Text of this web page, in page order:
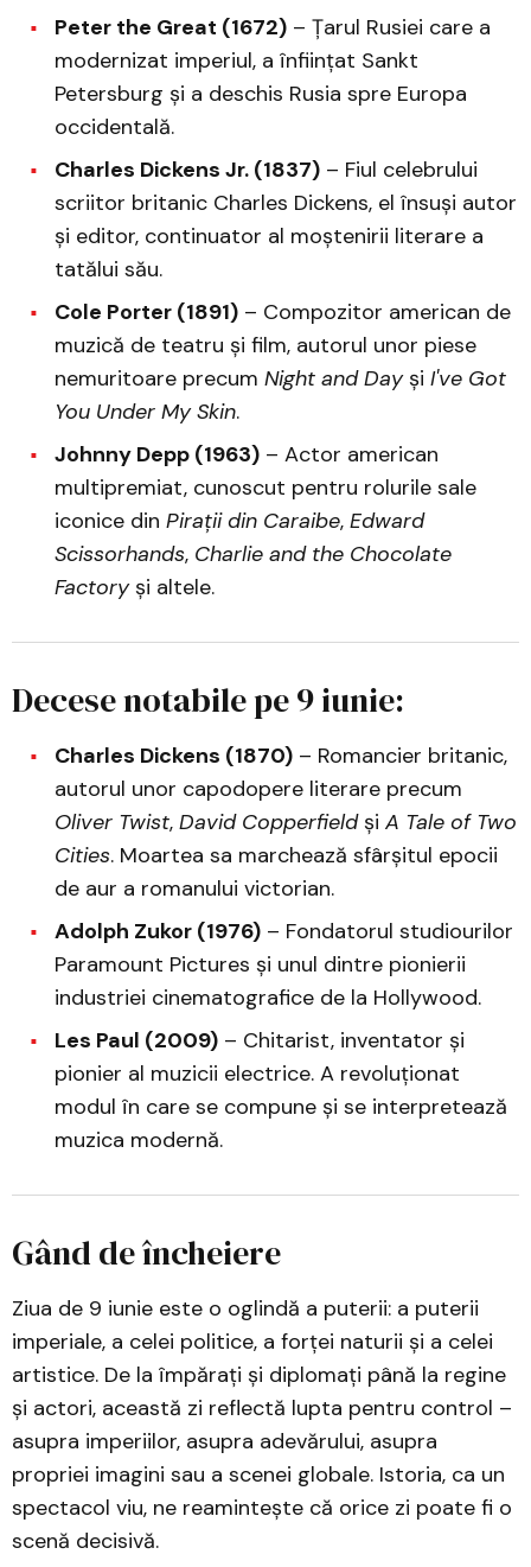
Peter the Great (1672) – Țarul Rusiei care a
modernizat imperiul, a înființat Sankt
Petersburg și a deschis Rusia spre Europa
occidentală.
Charles Dickens Jr. (1837) – Fiul celebrului
scriitor britanic Charles Dickens, el însuși autor
și editor, continuator al moștenirii literare a
tatălui său.
Cole Porter (1891) – Compozitor american de
muzică de teatru și film, autorul unor piese
nemuritoare precum Night and Dayși I've Got
You Under My Skin.
Johnny Depp (1963) – Actor american
multipremiat, cunoscut pentru rolurile sale
iconice din Pirații din Caraibe, Edward
Scissorhands, Charlie and the Chocolate
Factoryși altele.
Decese notabile pe 9 iunie:
Charles Dickens (1870) – Romancier britanic,
autorul unor capodopere literare precum
Oliver Twist, David Copperfieldși A Tale of Two
Cities. Moartea sa marchează sfârșitul epocii
de aur a romanului victorian.
Adolph Zukor (1976) – Fondatorul studiourilor
Paramount Pictures și unul dintre pionierii
industriei cinematografice de la Hollywood.
Les Paul (2009) – Chitarist, inventator și
pionier al muzicii electrice. A revoluționat
modul în care se compune și se interpretează
muzica modernă.
Gând de încheiere
Ziua de 9 iunie este o oglindă a puterii: a puterii
imperiale, a celei politice, a forței naturii și a celei
artistice. De la împărați și diplomați până la regine
și actori, această zi reflectă lupta pentru control –
asupra imperiilor, asupra adevărului, asupra
propriei imagini sau a scenei globale. Istoria, ca un
spectacol viu, ne reamintește că orice zi poate fi o
scenă decisivă.